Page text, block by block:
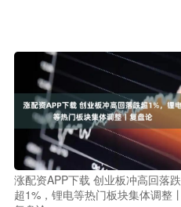
涨配资APP下载 创业板冲高回落跌
超1%，锂电等热门板块集体调整丨